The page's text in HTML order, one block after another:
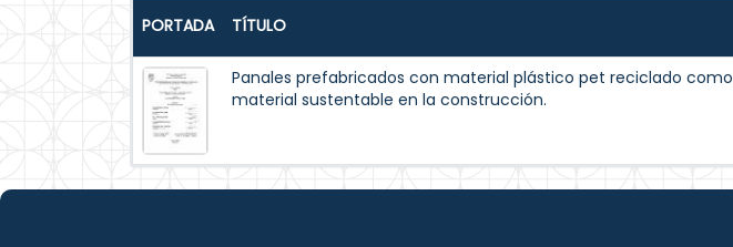
PORTADA TÍTULO
Panales prefabricados con material plástico pet reciclado como
material sustentable en la construcción.